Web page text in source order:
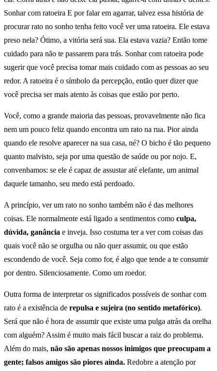
Sonhar com ratoeira E por falar em agarrar, talvez essa história de
procurar rato no sonho tenha feito você ver uma ratoeira. Ele estava
preso nela? Ótimo, a vitória será sua. Ela estava vazia? Então tome
cuidado para não te passarem para trás. Sonhar com ratoeira pode
sugerir que você precisa tomar mais cuidado com as pessoas ao seu
redor. A ratoeira é o símbolo da percepção, então quer dizer que
você precisa ser mais atento às coisas que estão por perto.
Você, como a grande maioria das pessoas, provavelmente não fica
nem um pouco feliz quando encontra um rato na rua. Pior ainda
quando ele resolve aparecer na sua casa, né? O bicho é tão pequeno
quanto malvisto, seja por uma questão de saúde ou por nojo. E,
convenhamos: se ele é capaz de assustar até elefante, um animal
daquele tamanho, seu medo está perdoado.
A princípio, ver um rato no sonho também não é das melhores
coisas. Ele normalmente está ligado a sentimentos como culpa,
dúvida, ganância e inveja. Isso costuma ter a ver com coisas das
quais você não se orgulha ou não quer assumir, ou que estão
escondendo de você. Seja como for, é algo que tende a te consumir
por dentro. Silenciosamente. Como um roedor.
Outra forma de interpretar os significados possíveis de sonhar com
rato é a existência de repulsa e sujeira (no sentido metafórico).
Será que não é hora de assumir que existe uma pulga atrás da orelha
com alguém? Assim é muito mais fácil buscar a raiz do problema.
Além do mais, não são apenas nossos inimigos que preocupam a
gente; falsos amigos são piores ainda. Redobre a atenção por